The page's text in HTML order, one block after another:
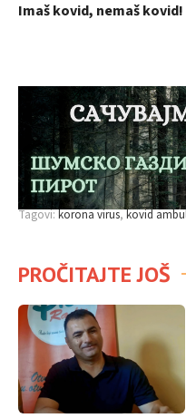
Imaš kovid, nemaš kovid!
Tagovi:korona virus kovid
PROČITAJTE JOŠ